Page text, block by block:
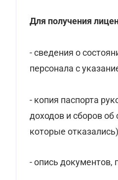
Для получения
- сведения о
персонала с
- копия паспорта
доходов и сборов
которые
- опись документов,